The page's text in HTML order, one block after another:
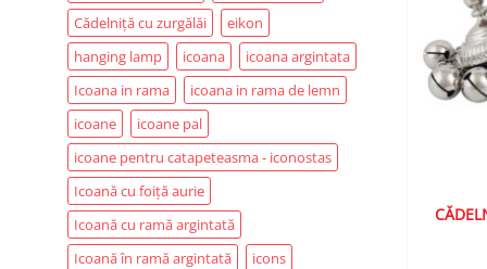
Cădelniță cu zurgălăi
eikon
hanging lamp
icoana
icoana argintata
Icoana in rama
icoana in rama de lemn
icoane
icoane pal
icoane pentru catapeteasma - iconostas
Icoană cu foiță aurie
Icoană cu ramă argintată
Icoană în ramă argintată
icons